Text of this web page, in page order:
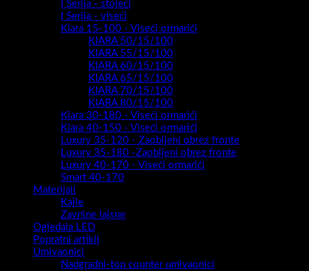
I Serija - stojeći
I Serija - viseći
Kiara 15-100 - Viseći ormarići
KIARA 50/15/100
KIARA 55/15/100
KIARA 60/15/100
KIARA 65/15/100
KIARA 70/15/100
KIARA 80/15/100
Kiara 30-180 - Viseći ormarići
Kiara 40-150 - Viseći ormarići
Luxury 35-120 - Zaobljeni obrez fronte
Luxury 35-180 -Zaobljeni obrez fronte
Luxury 40-170 - Viseći ormarići
Smart 40-170
Materijali
Kajle
Završne lajsne
Ogledala LED
Popratni artikli
Umivaonici
Nadgradni-top counter umivaonici